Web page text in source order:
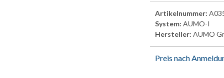
Artikelnummer:
System: AUMO-I
Hersteller: AUMO
Preis nach